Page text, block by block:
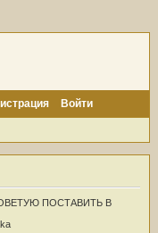
Войти
ПОСТАВИТЬ В